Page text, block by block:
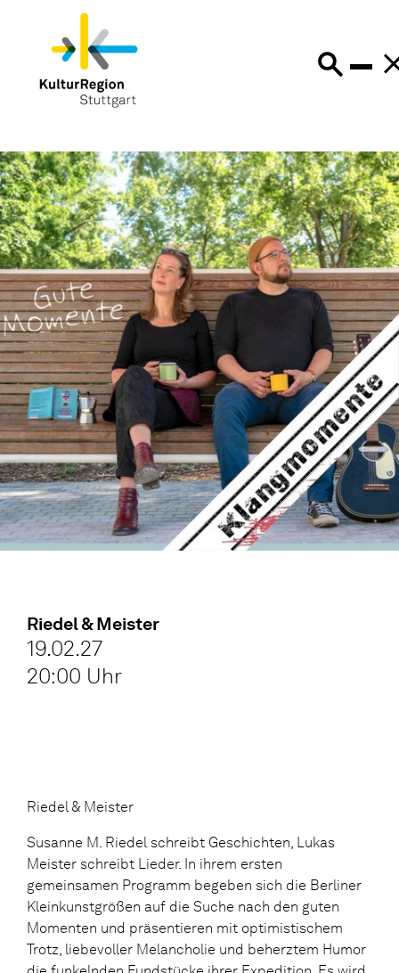
Riedel & Meister
19.02.27
20:00 Uhr
Riedel & Meister
Susanne M. Riedel schreibt Geschichten, Lukas
Meister schreibt Lieder. In ihrem ersten
gemeinsamen Programm begeben sich die Berliner
Kleinkunstgrößen auf die Suche nach den guten
Momenten und präsentieren mit optimistischem
Trotz, liebevoller Melancholie und beherztem Humor